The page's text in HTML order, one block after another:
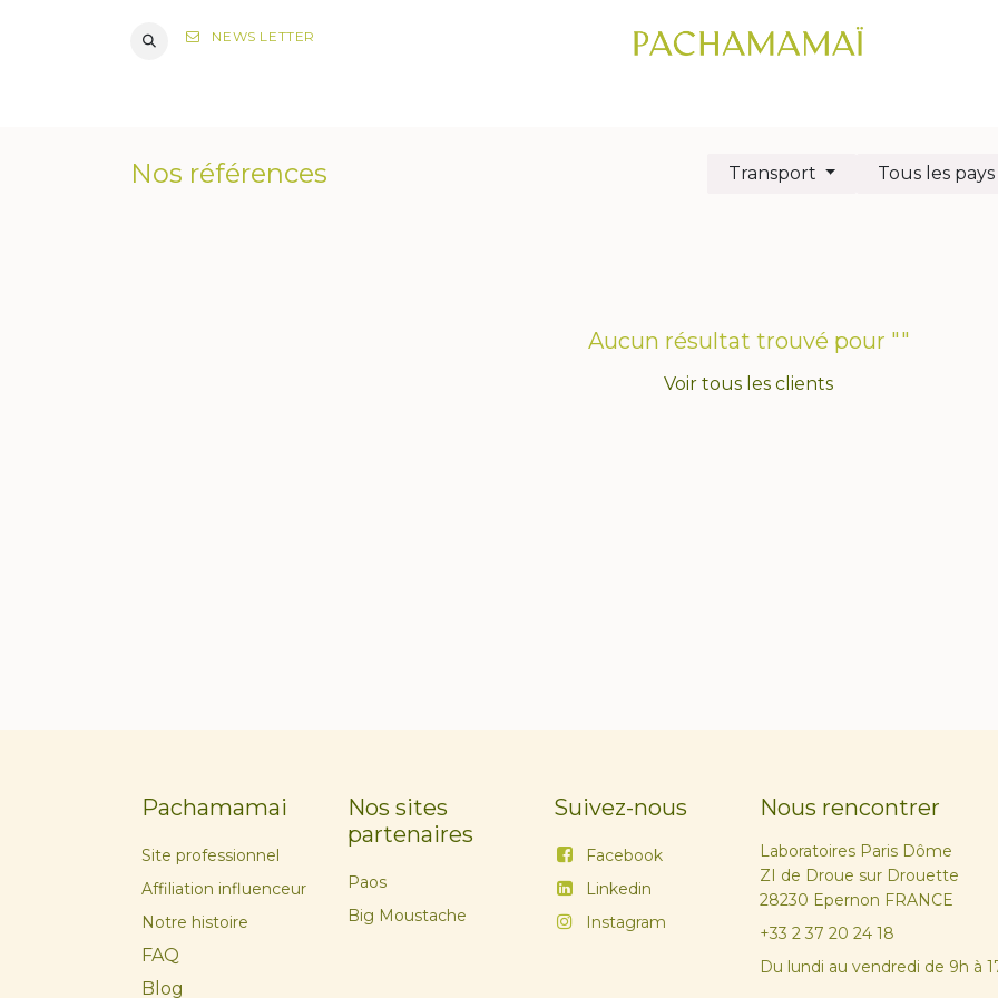
NEWS LETTER
Nos références Transport Tous les pays
Aucun résultat trouvé pour ""
Voir tous les clients
Pachamamai
Site professionnel
Affiliation influenceur
Notre histoire
FAQ
Blog
Suivez-nous
Facebook
Linkedin
Instagram
Nous rencontrer
Laboratoires Paris Dôme
ZI de Droue sur Drouette
28230 Epernon FRANCE
+33 2 37 20 24 18
Du lundi au vendredi de 9h à
Nos sites
partenaires
Paos
Big Moustache